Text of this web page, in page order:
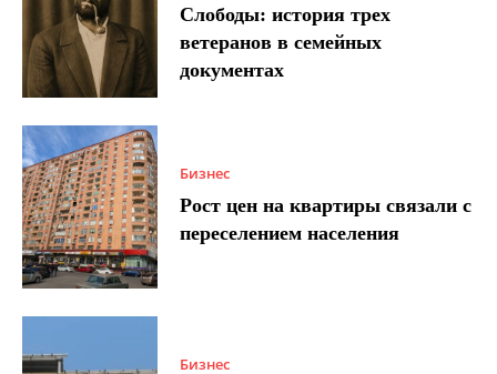
Слободы: история трех
ветеранов в семейных
документах
Бизнес
Рост цен на квартиры связали с
переселением населения
Бизнес